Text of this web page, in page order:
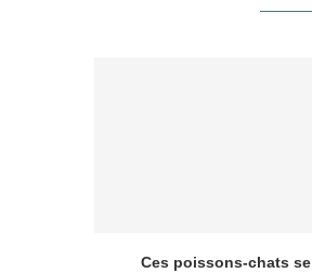
Ces poissons-chats se